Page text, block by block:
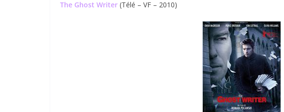
The Ghost Writer (Télé – VF – 2010)